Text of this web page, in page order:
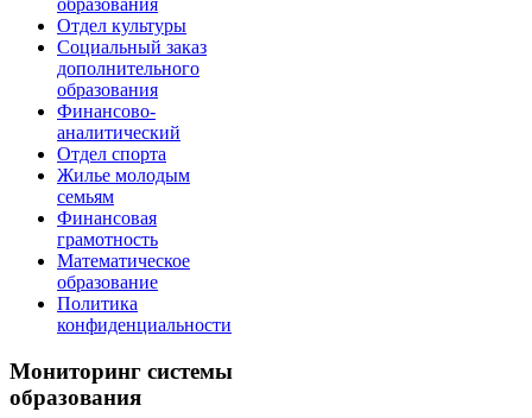
Отдел культуры
Социальный заказ
дополнительного
образования
Финансово-
аналитический
Отдел спорта
Жилье молодым
семьям
Финансовая
грамотность
Математическое
образование
Политика
конфиденциальности
Мониторинг системы
образования